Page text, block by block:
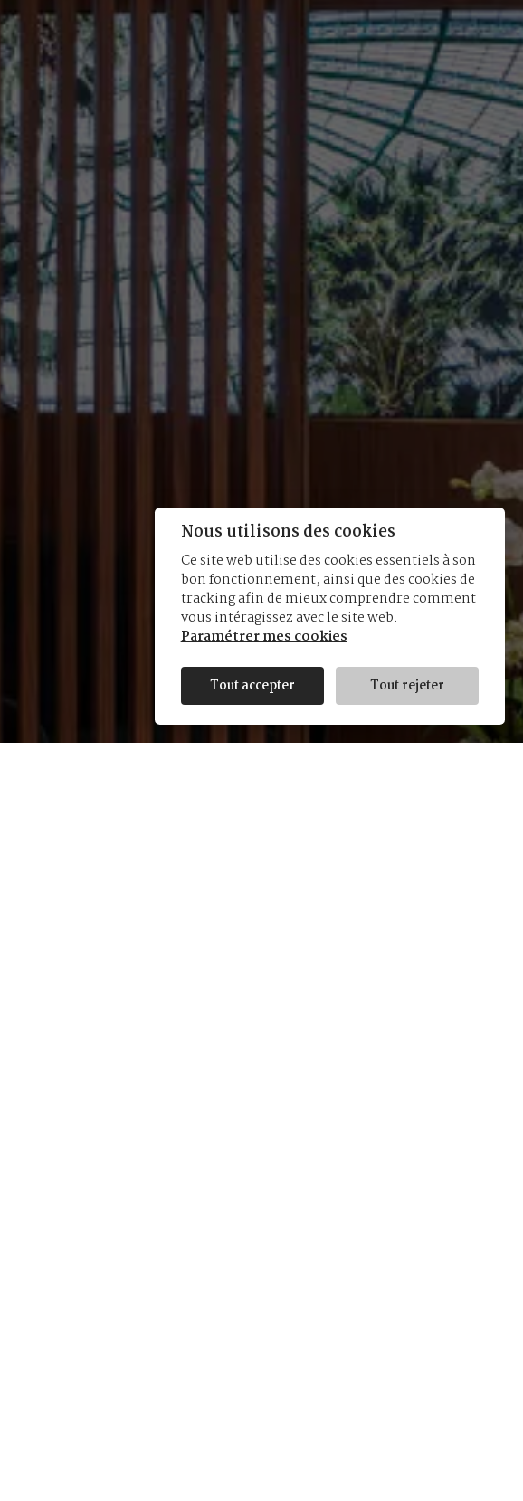
Nous utilisons des cookies
Ce site web utilise des cookies essentiels à son
bon fonctionnement, ainsi que des cookies de
tracking afin de mieux comprendre comment
vous intéragissez avec le site web.
Paramétrer mes cookies
Tout accepter Tout rejeter